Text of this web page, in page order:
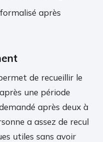
après
de recueillir le
une période
après deux à
a assez de recul
utiles sans avoir